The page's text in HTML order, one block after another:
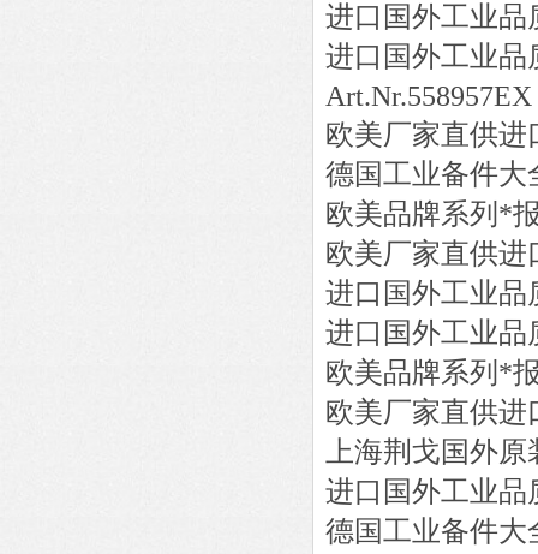
进口国外工业品
进口国外工业品
Art.Nr.558957EX
欧美厂家直供进
德国工业备件大
欧美品牌系列*
欧美厂家直供进
进口国外工业品
进口国外工业品
欧美品牌系列*
欧美厂家直供进
上海荆戈国外
进口国外工业品
德国工业备件大